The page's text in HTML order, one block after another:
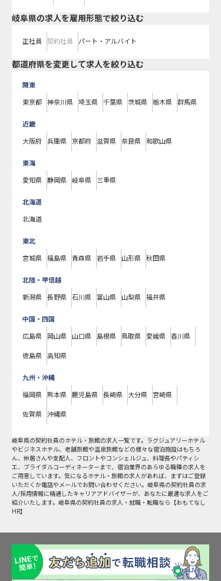
岐阜県の求人を雇用形態で絞り込む
正社員 契約社員 パート・アルバイト
都道府県を変更して求人を絞り込む
関東
東京都 神奈川県 埼玉県 千葉県 茨城県 栃木県 群馬県
近畿
大阪府 兵庫県 京都府 滋賀県 奈良県 和歌山県
東海
愛知県 静岡県 岐阜県 三重県
北海道
北海道
東北
宮城県 福島県 青森県 岩手県 山形県 秋田県
北陸・甲信越
新潟県 長野県 石川県 富山県 山梨県 福井県
中国・四国
広島県 岡山県 山口県 島根県 鳥取県 愛媛県 香川県
徳島県 高知県
九州・沖縄
福岡県 熊本県 鹿児島県 長崎県 大分県 宮崎県
佐賀県 沖縄県
岐阜県の契約社員のホテル・旅館の求人一覧です。ラグジュアリーホテル
やビジネスホテル、老舗旅館や温泉旅館などの様々な宿泊施設はもちろ
ん、仲居さんや支配人、フロントやコンシェルジュ、料理長やパティシ
エ、ブライダルコーディネーターまで、宿泊業界のあらゆる職種の求人を
ご用意しています。気になるホテル・旅館の求人があれば、まずはご登録
いただくか電話やメールでお問い合わせください。岐阜県の契約社員の求
人/採用情報に精通したキャリアアドバイザーが、あなたに最適な求人をご
紹介いたします。岐阜県の契約社員の求人・就職・転職なら【おもてなし
HR】